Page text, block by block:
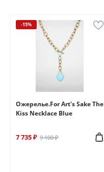
-15%
Ожерелье.For Art's Sake The
Kiss Necklace Blue
7 735 ₽ 9 100 ₽